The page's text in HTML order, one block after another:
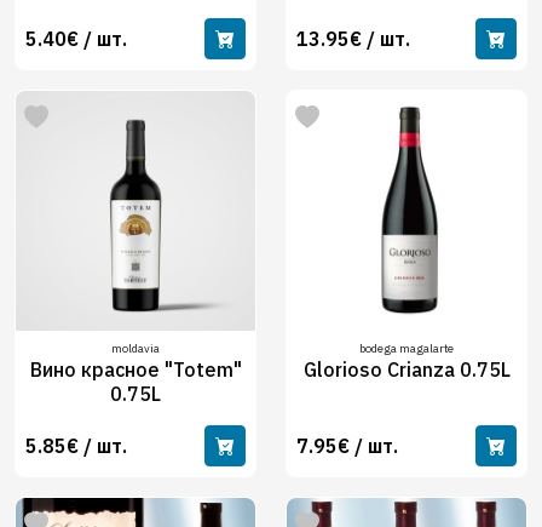
5.40€ / шт. 13.95€ / шт.
moldavia
Вино красное "Totem"
0.75L
5.85€ / шт.
bodega magalarte
Glorioso Crianza 0.75L
7.95€ / шт.